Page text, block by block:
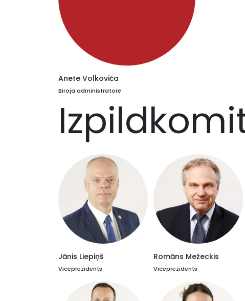
Anete Volkoviča
Biroja administratore
Jānis Liepiņš
Viceprezidents
Romāns Mežeckis
Viceprezidents